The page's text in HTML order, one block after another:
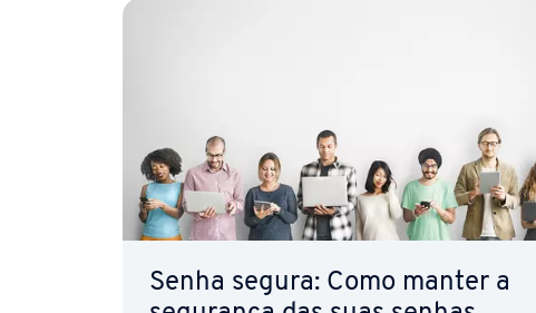
Senha segura: Como manter a